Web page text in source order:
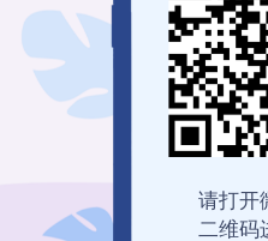
登录查看历史记录
请打开
二维码